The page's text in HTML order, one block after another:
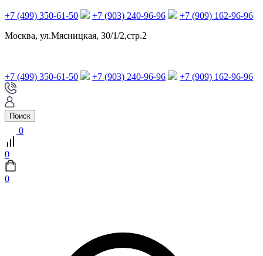
+7 (499) 350-61-50 +7 (903) 240-96-96
+7 (909) 162-96-96
Москва, ул.Мясницкая, 30/1/2,стр.2
+7 (499) 350-61-50 +7 (903) 240-96-96 +7 (909) 162-96-96
Поиск
0
0
0